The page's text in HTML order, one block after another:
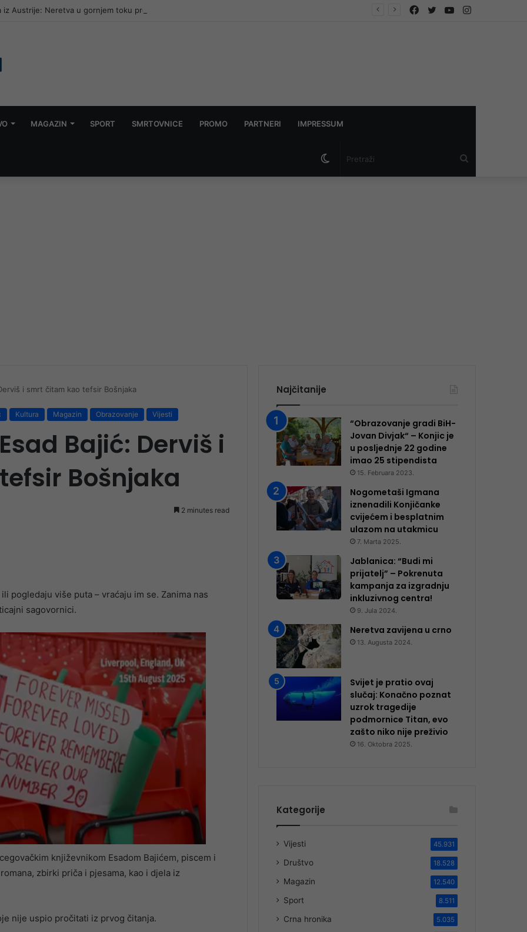
iz Austrije: Neretva u gornjem toku promijenila boju, traži se nezavisna istraga Instagram
YouTube
Twitter
Facebook
MAGAZIN SPORT SMRTOVNICE PROMO PARTNERI IMPRESSUM
Switch
i smrt čitam kao tefsir Bošnjaka
Kultura Magazin Obrazovanje Vijesti
Bajić: Derviš i
Bošnjaka
2 minutes read
više puta – vraćaju im se. Zanima nas
sagovornici.
književnikom Esadom Bajićem, piscem i
zbirki priča i pjesama, kao i djela iz
nije uspio pročitati iz prvog čitanja.
Najčitanije
“Obrazovanje gradi BiH-
Jovan Divjak“ – Konjic je
u posljednje 22 godine
imao 25 ​​stipendista
15. Februara 2023.
Nogometaši Igmana
iznenadili Konjičanke
cvijećem i besplatnim
ulazom na utakmicu
7. Marta 2025.
Jablanica: “Budi mi
prijatelj” – Pokrenuta
kampanja za izgradnju
inkluzivnog centra!
9. Jula 2024.
Neretva zavijena u crno
13. Augusta 2024.
Svijet je pratio ovaj
slučaj: Konačno poznat
uzrok tragedije
podmornice Titan, evo
zašto niko nije preživio
16. Oktobra 2025.
Kategorije
Vijesti 45.931
Društvo 18.528
Magazin 12.540
Sport 8.511
Crna hronika 5.035